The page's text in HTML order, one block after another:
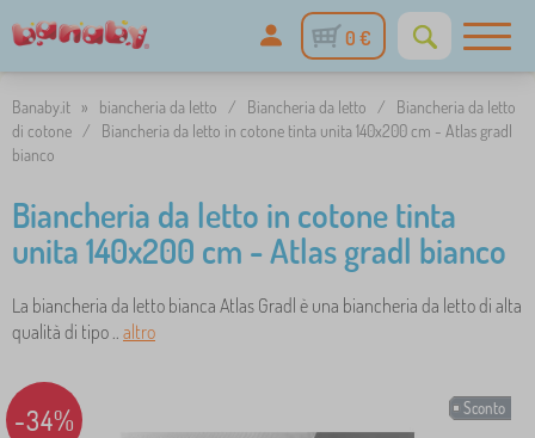
0 €
Banaby.it » biancheria da letto / Biancheria da letto /
Biancheria da letto
di cotone /
Biancheria da letto in cotone tinta unita 140x200 cm - Atlas gradl
bianco
Biancheria da letto in cotone tinta
unita 140x200 cm - Atlas gradl bianco
La biancheria da letto bianca Atlas Gradl è una biancheria da letto di alta
qualità di tipo .. altro
Sconto
-34%